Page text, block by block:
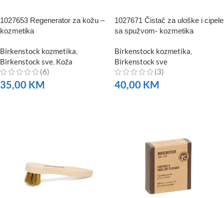
1027653 Regenerator za kožu –
kozmetika
Birkenstock kozmetika
Birkenstock sve Koža
(6)
35,00 KM
1027671 Čistač za uloške i cipele
sa spužvom- kozmetika
Birkenstock kozmetika
Birkenstock sve
(3)
40,00 KM